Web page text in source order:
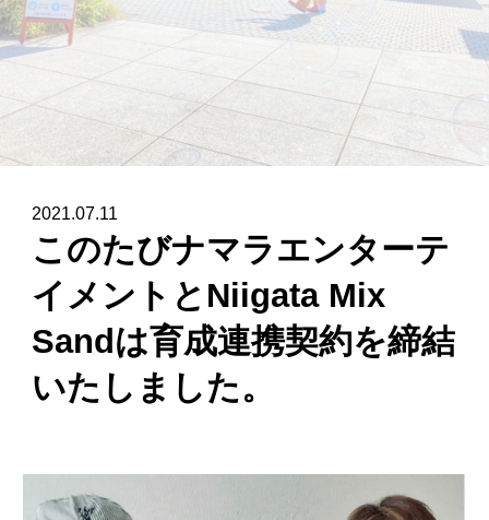
2021.07.11
このたびナマラエンターテ
イメントとNiigata Mix
Sandは育成連携契約を締結
いたしました。